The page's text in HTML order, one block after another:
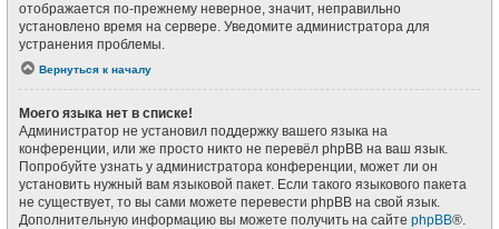
отображается по-прежнему неверное, значит, неправильно
установлено время на сервере. Уведомите администратора для
устранения проблемы.
Вернуться к началу
Моего языка нет в списке!
Администратор не установил поддержку вашего языка на
конференции, или же просто никто не перевёл phpBB на ваш язык.
Попробуйте узнать у администратора конференции, может ли он
установить нужный вам языковой пакет. Если такого языкового пакета
не существует, то вы сами можете перевести phpBB на свой язык.
Дополнительную информацию вы можете получить на сайте phpBB®.